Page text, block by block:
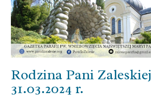
Rodzina Pani Zaleskiej
31.03.2024 r.